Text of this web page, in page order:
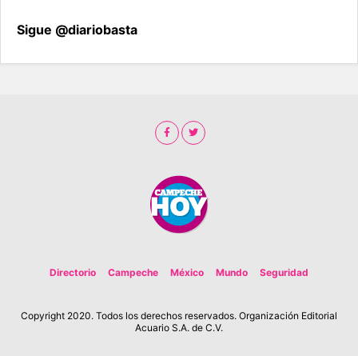
Sigue @diariobasta
Directorio Campeche México Mundo Seguridad
Copyright 2020. Todos los derechos reservados. Organización Editorial
Acuario S.A. de C.V.